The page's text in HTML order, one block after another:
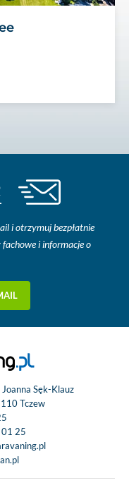
i otrzymuj bezpłatnie
fachowe i informacje o
Sęk-Klauz
Tczew
25